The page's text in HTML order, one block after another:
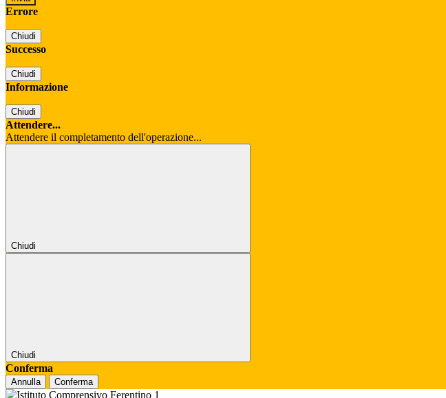
Errore
Chiudi
Successo
Chiudi
Informazione
Chiudi
Attendere...
Attendere il completamento dell'operazione...
Chiudi
Chiudi
Conferma
Annulla Conferma